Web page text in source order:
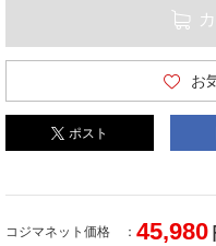
お
ポスト
コジマネット価格 45,980